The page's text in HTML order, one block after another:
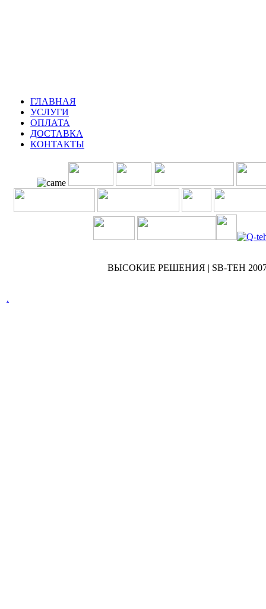
ГЛАВНАЯ
УСЛУГИ
ОПЛАТА
ДОСТАВКА
КОНТАКТЫ
ВЫСОКИЕ РЕШЕНИЯ | SB-TEH 2007
.